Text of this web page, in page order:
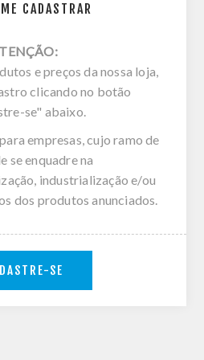
CADASTRAR
e preços da nossa loja,
clicando no botão
se" abaixo.
empresas, cujo ramo de
se enquadre na
industrialização e/ou
dos produtos anunciados.
SE